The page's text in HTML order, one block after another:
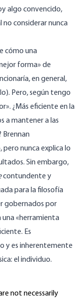
algo convencido,
no considerar nunca
cómo una
forma» de
en general,
Pero, según tengo
¿Más eficiente en la
a mantener a las
Brennan
nunca explica lo
Sin embargo,
contundente y
para la filosofía
gobernados por
una «herramienta
Es
y es inherentemente
el individuo.
not necessarily